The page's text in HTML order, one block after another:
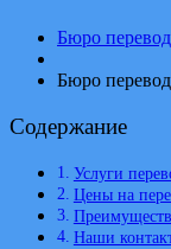
Бюро
Бюро
Содержание
Услуги
Цены на
Наши